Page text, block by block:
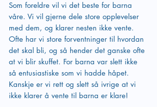
Som foreldre vil vi det beste for barna
våre. Vi vil gjerne dele store opplevelser
med dem, og klarer nesten ikke vente.
Ofte har vi store forventninger til hvordan
det skal bli, og så hender det ganske ofte
at vi blir skuffet. For barna var slett ikke
så entusiastiske som vi hadde håpet.
Kanskje er vi rett og slett så ivrige at vi
ikke klarer å vente til barna er klare!